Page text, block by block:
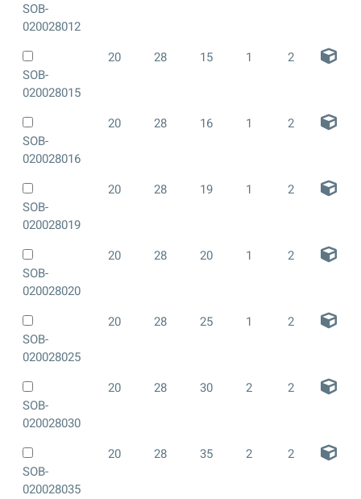
SOB-
020028012
SOB-
020028015
20 28 15 1 2
SOB-
020028016
20 28 16 1 2
SOB-
020028019
20 28 19 1 2
SOB-
020028020
20 28 20 1 2
SOB-
020028025
20 28 25 1 2
SOB-
020028030
20 28 30 2 2
SOB-
020028035
20 28 35 2 2